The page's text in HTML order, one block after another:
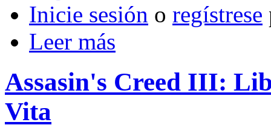
Inicie sesión o regístrese
Leer más
Assasin's Creed III:
Vita